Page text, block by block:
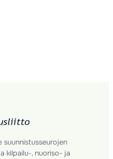
suunnistusseurojen
kilpailu-, nuoriso- ja